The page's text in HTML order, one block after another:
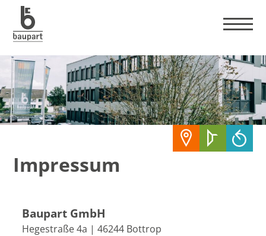
Impressum
Baupart GmbH
Hegestraße 4a | 46244 Bottrop